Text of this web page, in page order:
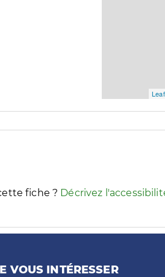
besoins spécifiques pour afficher les
fiche ? Décrivez
VOUS INTÉRESSER